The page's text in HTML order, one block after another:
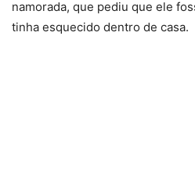
namorada, que pediu que ele
tinha esquecido dentro de casa.